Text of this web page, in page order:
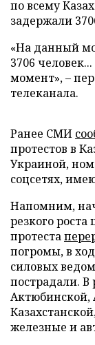
по всему
задержали
«На данный
3706
момент», –
телеканала.
Ранее СМИ
протестов в
Украиной,
соцсетях,
Напомним,
резкого роста
протеста
погромы, в
силовых
пострадали. В
Актюбинской,
железные и